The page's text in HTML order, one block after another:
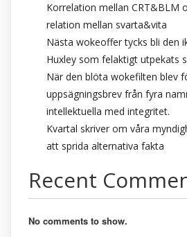
Korrelation mellan CRT&BLM
relation mellan svarta&vita
Nästa wokeoffer tycks bli den
Huxley som felaktigt utpekats
När den blöta wokefilten blev
uppsägningsbrev från fyra
intellektuella med integritet.
Kvartal skriver om våra
att sprida alternativa fakta
Recent
No comments to show.